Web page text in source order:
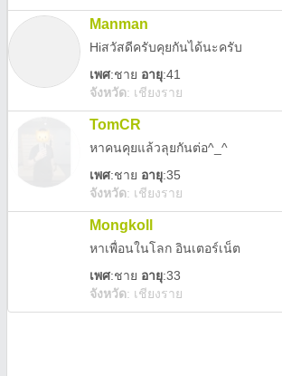
Manman
Hiสวัสดีครับคุยกันได้นะครับ
เพศ:ชาย อายุ:41
จังหวัด: เชียงราย
TomCR
หาคนคุยแล้วลุยกันต่อ^_^
เพศ:ชาย อายุ:35
จังหวัด: เชียงราย
Mongkoll
หาเพื่อนในโลก อินเตอร์เน็ต
เพศ:ชาย อายุ:33
จังหวัด: เชียงราย